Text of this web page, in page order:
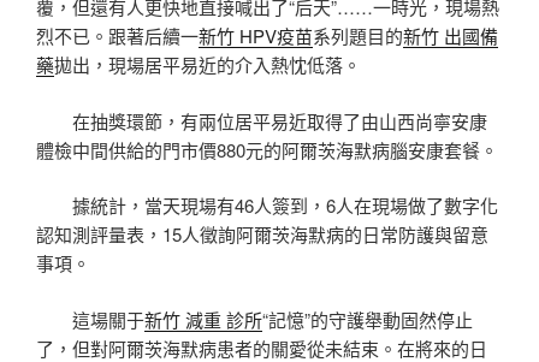
覆，但還有人更快地直接喊出了“后天”……一時光，現場熱
烈不已。跟著后續一新竹 HPV疫苗系列題目的新竹 出國備
藥拋出，現場居平易近的介入熱忱低落。
在抽獎環節，有兩位居平易近取得了由山西尚寧安康
體檢中間供給的門市價880元的阿爾茨海默病腦安康套餐。
據統計，當天現場有46人簽到，6人在現場做了數字化
認知測評量表，15人徵詢阿爾茨海默病的日常防護與留意
事項。
這場關于新竹 減重 診所“記憶”的守護舉動固然停止
了，但對阿爾茨海默病患者的關愛從未結束。在將來的日